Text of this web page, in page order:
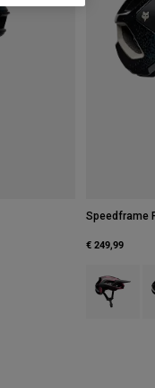
of Nootmuskaatbruin.
Speedframe
€ 249,99
Product